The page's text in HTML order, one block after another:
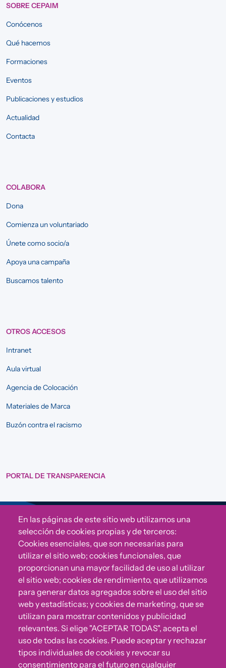
SOBRE CEPAIM
Conócenos
Qué hacemos
Formaciones
Eventos
Publicaciones y estudios
Actualidad
Contacta
COLABORA
Dona
Comienza un voluntariado
Únete como socio/a
Apoya una campaña
Buscamos talento
OTROS ACCESOS
Intranet
Aula virtual
Agencia de Colocación
Materiales de Marca
Buzón contra el racismo
PORTAL DE TRANSPARENCIA
Sigue a Comunidad CONVIVE
¿Algo no va bien?
En las páginas de este sitio web utilizamos una
selección de cookies propias y de terceros:
Cookies esenciales, que son necesarias para
utilizar el sitio web; cookies funcionales, que
proporcionan una mayor facilidad de uso al utilizar
el sitio web; cookies de rendimiento, que utilizamos
para generar datos agregados sobre el uso del sitio
web y estadísticas; y cookies de marketing, que se
utilizan para mostrar contenidos y publicidad
relevantes. Si elige "ACEPTAR TODAS", acepta el
uso de todas las cookies. Puede aceptar y rechazar
tipos individuales de cookies y revocar su
consentimiento para el futuro en cualquier